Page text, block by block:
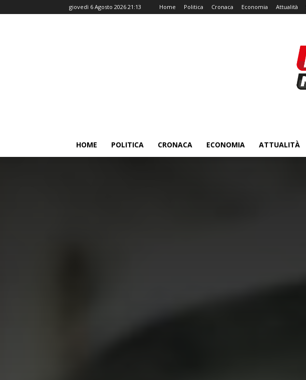
giovedì 6 Agosto 2026 21:13 Home Politica Cronaca Economia Attualità
HOME POLITICA CRONACA ECONOMIA ATTUALITÀ